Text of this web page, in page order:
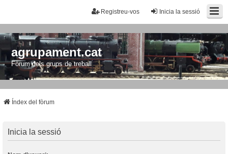
Inicia la sessió
Registreu-vos
agrupament.cat
Fòrum dels grups de treball
Índex del fòrum
Inicia la sessió